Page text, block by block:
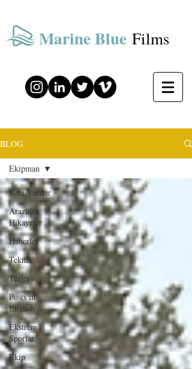
Marine Blue Films
BLOG
Tüm Yazılar
Araziden
Hikayeler
Haberler
Teknik
Türler
Posts in
English
Ekstrem
Sporlar
Ekip
Ekipman